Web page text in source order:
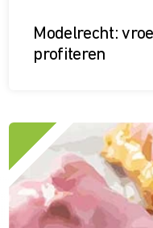
Modelrecht:
profiteren